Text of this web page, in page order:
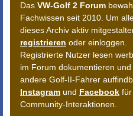
Das VW-Golf 2 Forum
Fachwissen seit 2010. Um
dieses Archiv aktiv
registrieren oder einloggen.
Registrierte Nutzer lesen
im Forum dokumentieren
andere Golf-II-Fahrer
Instagram und Facebook
Community-Interaktionen.